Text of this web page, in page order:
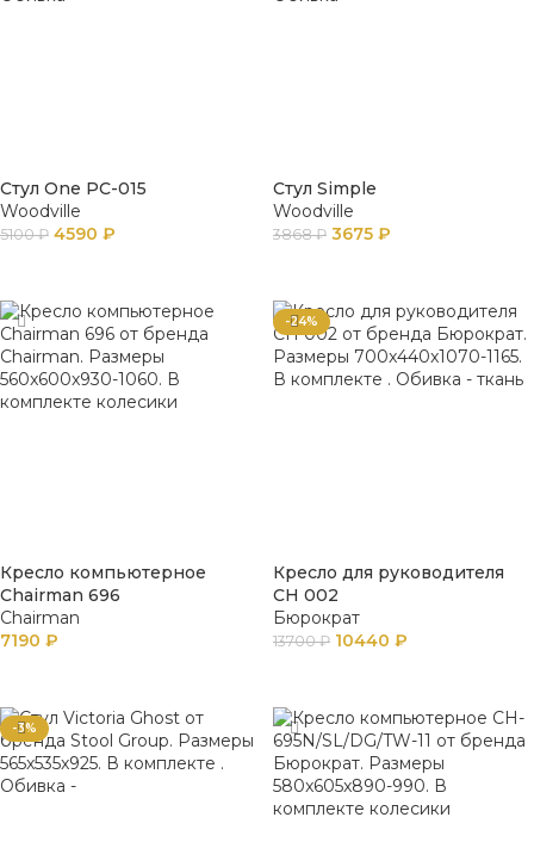
Стул One PC-015
Woodville
5100₽ 4590 ₽
Стул Simple
Woodville
3868₽ 3675 ₽
Кресло компьютерное
Chairman 696
Chairman
7190 ₽
-24%
Кресло для руководителя
CH 002
Бюрократ
13700₽ 10440 ₽
-3%